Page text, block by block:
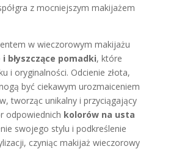
z mocniejszym makijażem
w wieczorowym makijażu
błyszczące pomadki, które
i oryginalności. Odcienie złota,
być ciekawym urozmaiceniem
tworząc unikalny i przyciągający
odpowiednich kolorów na usta
swojego stylu i podkreślenie
czyniąc makijaż wieczorowy